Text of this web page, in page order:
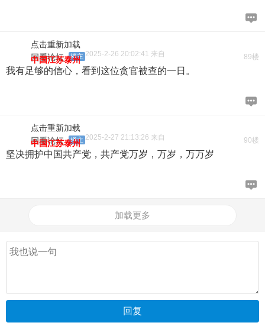
点击重新加载
89楼
回看论坛 楼主 2025-2-26 20:02:41 来自
中国江苏泰州
我有足够的信心，看到这位贪官被查的一日。
点击重新加载
90楼
回看论坛 楼主 2025-2-27 21:13:26 来自
中国江苏泰州
坚决拥护中国共产党，共产党万岁，万岁，万万岁
加载更多